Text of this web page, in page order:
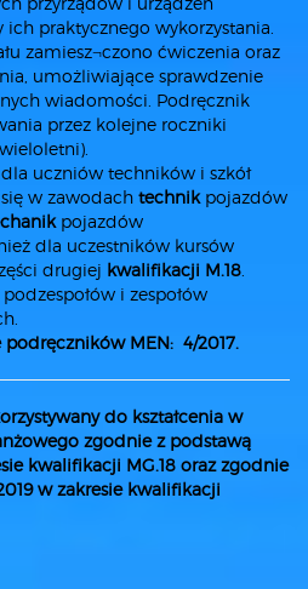
praktycznego wykorzystania.
zamiesz¬czono ćwiczenia oraz
umożliwiające sprawdzenie
wiadomości. Podręcznik
przez kolejne roczniki
uczniów techników i szkół
w zawodach technikpojazdów
pojazdów
dla uczestników kursów
drugiej kwalifikacji M.18
i zespołów
MEN: 4/2017.
do kształcenia w
zgodnie z podstawą
kwalifikacji MG.18 oraz zgodnie
w zakresie kwalifikacji